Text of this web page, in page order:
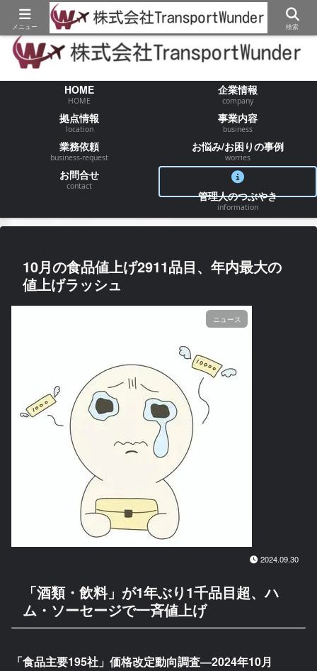
【物流/運送/配送】でお困りの事が御座いましたらお気軽にご相談ください
HOME
HOME
企業情報
company
拠点情報
location
事業内容
business
業務依頼
business-request
お悩み/お困りの事例
worries
お問合せ
contact
管理人のつぶやき
information
10月の食品値上げ2911品目、年内最大の
値上げラッシュ
ニュース
2024.09.30
「酒類・飲料」が1年ぶり1千品目超、ハ
ム・ソーセージで一斉値上げ
「食品主要195社」価格改定動向調査―2024年10月
メニュー 検索